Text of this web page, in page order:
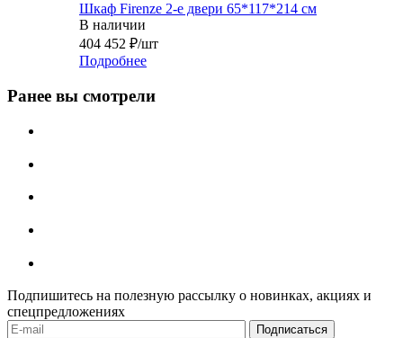
Шкаф Firenze 2-е двери 65*117*214 см
В наличии
404 452 ₽/шт
Подробнее
Ранее вы смотрели
Подпишитесь на полезную рассылку о новинках, акциях и
спецпредложениях